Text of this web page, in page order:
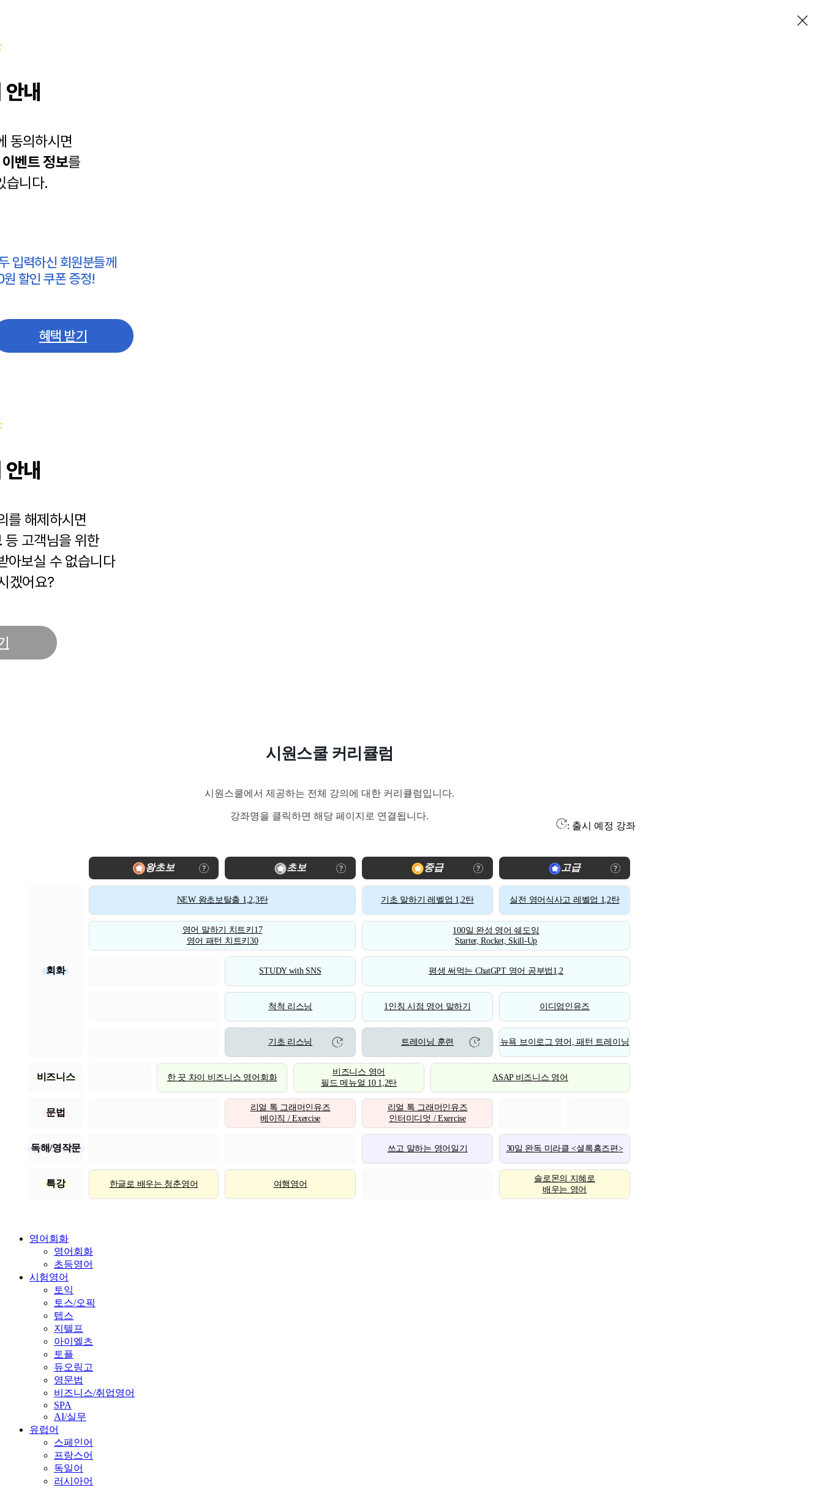
내
동의하시면
이벤트 정보를
습니다.
입력하신 회원분들께
할인 쿠폰 증정!
혜택 받기
내
를 해제하시면
등 고객님을 위한
아보실 수 없습니다
겠어요?
시원스쿨 커리큘럼
시원스쿨에서 제공하는 전체 강의에 대한 커리큘럼입니다.
강좌명을 클릭하면 해당 페이지로 연결됩니다.
: 출시 예정 강좌
왕초보 초보 중급 고급
회화
NEW 왕초보탈출 1,2,3탄 기초 말하기 레벨업 1,2탄 실전 영어식사고 레벨업 1,2탄
영어 말하기 치트키17
영어 패턴 치트키30
100일 완성 영어 쉐도잉
Starter, Rocket, Skill-Up
STUDY with SNS 평생 써먹는 ChatGPT 영어 공부법1,2
척척 리스닝 1인칭 시점 영어 말하기 이디엄인유즈
기초 리스닝 트레이닝 훈련 뉴욕 브이로그 영어, 패턴 트레이닝
비즈니스 한 끗 차이 비즈니스 영어회화
비즈니스 영어
필드 메뉴얼 10 1,2탄
ASAP 비즈니스 영어
문법
리얼 톡 그래머인유즈
베이직 / Exercise
리얼 톡 그래머인유즈
인터미디엇 / Exercise
독해/영작문 쓰고 말하는 영어일기 30일 완독 미라클 <셜록홈즈편>
특강 한글로 배우는 청춘영어 여행영어
솔로몬의 지혜로
배우는 영어
영어회화
영어회화
초등영어
시험영어
토익
토스/오픽
텝스
지텔프
아이엘츠
토플
듀오링고
영문법
비즈니스/취업영어
SPA
AI/실무
유럽어
스페인어
프랑스어
독일어
러시아어